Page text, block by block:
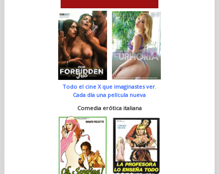
Todo el cine X que imaginastes ver.
Cada día una película nueva
Comedia erótica italiana